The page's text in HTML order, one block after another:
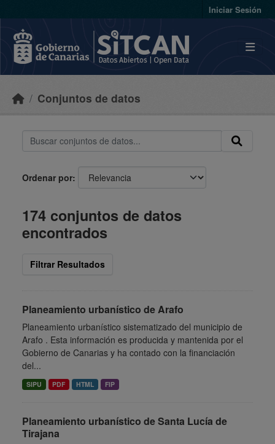
Iniciar Sesión
Conjuntos de datos
Ordenar por
174 conjuntos de datos
encontrados
Filtrar Resultados
Planeamiento urbanístico de Arafo
Planeamiento urbanístico sistematizado del municipio de
Arafo . Esta información es producida y mantenida por el
Gobierno de Canarias y ha contado con la financiación
del...
SIPU PDF HTML FIP
Planeamiento urbanístico de Santa Lucía de
Tirajana